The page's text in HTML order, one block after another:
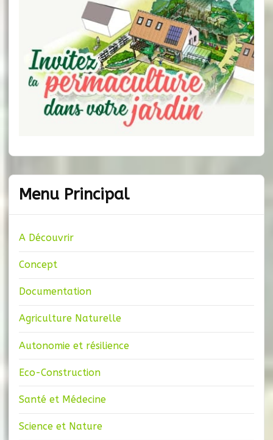
Menu Principal
A Découvrir
Concept
Documentation
Agriculture Naturelle
Autonomie et résilience
Eco-Construction
Santé et Médecine
Science et Nature